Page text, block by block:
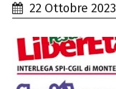
22 Ottobre 2023